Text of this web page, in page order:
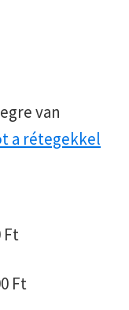
van
a rétegekkel
Ft
Ft